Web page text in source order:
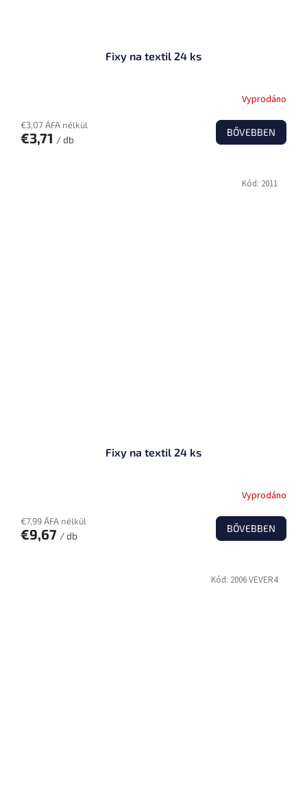
Fixy na textil 24 ks
Vyprodáno
€3,07 ÁFA nélkül
€3,71 / db
BŐVEBBEN
Fixy na textil 24 ks
Vyprodáno
€7,99 ÁFA nélkül
€9,67 / db
BŐVEBBEN
Kód: 2011
Kód: 2006 VEVER4